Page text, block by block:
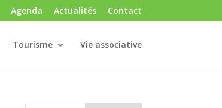
Agenda Actualités Contact
Tourisme Vie associative